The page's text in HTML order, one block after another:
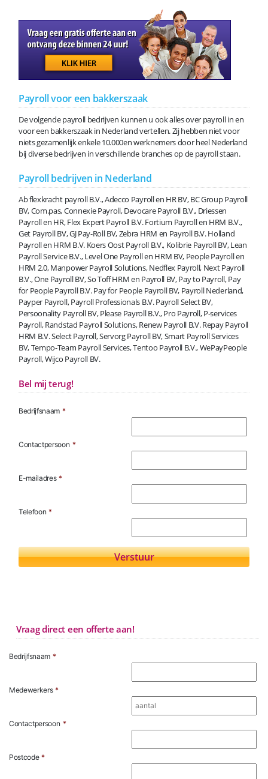
Payroll voor een bakkerszaak
De volgende payroll bedrijven kunnen u ook alles over payroll in en
voor een bakkerszaak in Nederland vertellen. Zij hebben niet voor
niets gezamenlijk enkele 10.000en werknemers door heel Nederland
bij diverse bedrijven in verschillende branches op de payroll staan.
Payroll bedrijven in Nederland
Ab flexkracht payroll B.V., Adecco Payroll en HR BV, BC Group Payroll
BV, Com.pas, Connexie Payroll, Devocare Payroll B.V., Driessen
Payroll en HR, Flex Expert Payroll B.V. Fortium Payroll en HRM B.V.,
Get Payroll BV, GJ Pay-Roll BV, Zebra HRM en Payroll B.V. Holland
Payroll en HRM B.V. Koers Oost Payroll B.V., Kolibrie Payroll BV, Lean
Payroll Service B.V., Level One Payroll en HRM BV, People Payroll en
HRM 2.0, Manpower Payroll Solutions, Nedflex Payroll, Next Payroll
B.V., One Payroll BV, So Toff HRM en Payroll BV, Pay to Payroll, Pay
for People Payroll B.V. Pay for People Payroll BV, Payroll Nederland,
Payper Payroll, Payroll Professionals B.V. Payroll Select BV,
Persoonality Payroll BV, Please Payroll B.V., Pro Payroll, P-services
Payroll, Randstad Payroll Solutions, Renew Payroll B.V. Repay Payroll
HRM B.V. Select Payroll, Servorg Payroll BV, Smart Payroll Services
BV, Tempo-Team Payroll Services, Tentoo Payroll B.V., WePayPeople
Payroll, Wijco Payroll BV.
Bel mij terug!
Bedrijfsnaam *
Contactpersoon *
E-mailadres *
Telefoon *
Vraag direct een offerte aan!
Bedrijfsnaam *
Medewerkers *
Contactpersoon *
Postcode *